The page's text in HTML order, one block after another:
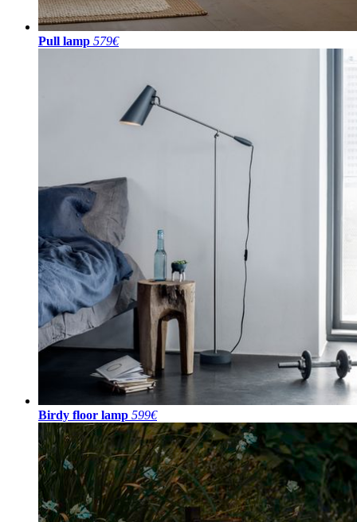
Pull lamp 579€
Birdy floor lamp 599€